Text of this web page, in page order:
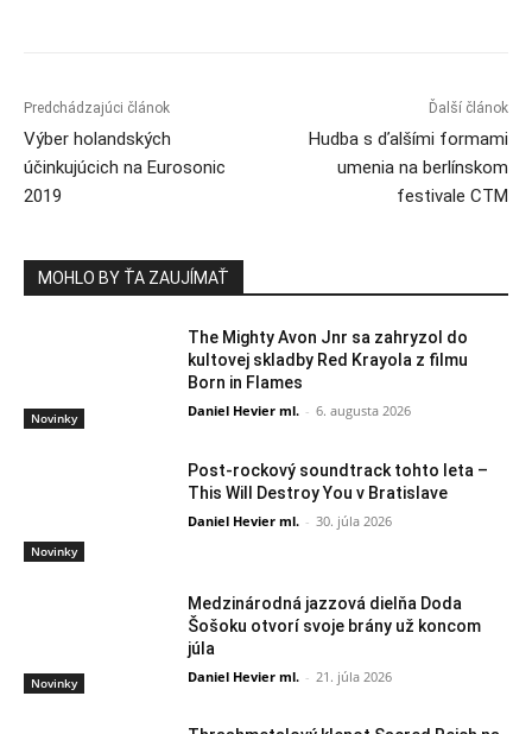
Predchádzajúci článok
Výber holandských
účinkujúcich na Eurosonic
2019
Ďalší článok
Hudba s ďalšími formami
umenia na berlínskom
festivale CTM
MOHLO BY ŤA ZAUJÍMAŤ
Novinky
The Mighty Avon Jnr sa zahryzol do
kultovej skladby Red Krayola z filmu
Born in Flames
Daniel Hevier ml. - 6. augusta 2026
Novinky
Post-rockový soundtrack tohto leta –
This Will Destroy You v Bratislave
Daniel Hevier ml. - 30. júla 2026
Novinky
Medzinárodná jazzová dielňa Doda
Šošoku otvorí svoje brány už koncom
júla
Daniel Hevier ml. - 21. júla 2026